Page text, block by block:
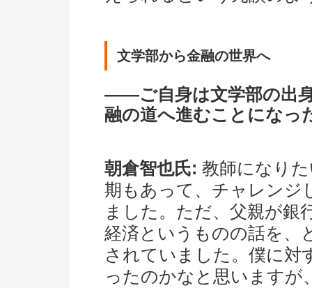
文学部から金融の世界へ
――ご自身は文学部の出
融の道へ進むことになっ
朝倉智也氏: 教師になり
期もあって、チャレンジ
ました。ただ、父親が銀
経済というものの話を、
されていました。僕に対
ったのかなと思いますが